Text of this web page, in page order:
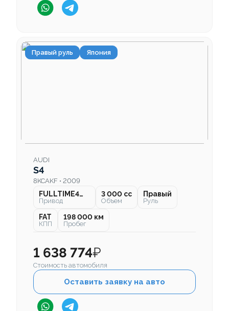
Правый руль Япония
AUDI
S4
8KCAKF • 2009
FULLTIME4WD
Привод
3 000 cc
Объем
Правый
Руль
FAT
КПП
198 000 км
Пробег
1 638 774₽
Стоимость автомобиля
Оставить заявку на авто